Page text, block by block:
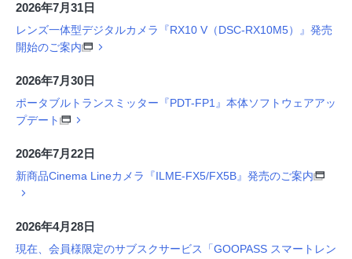
2026年7月31日
レンズ一体型デジタルカメラ『RX10 V（DSC-RX10M5）』発売
開始のご案内
2026年7月30日
ポータブルトランスミッター『PDT-FP1』本体ソフトウェアアッ
プデート
2026年7月22日
新商品Cinema Lineカメラ『ILME-FX5/FX5B』発売のご案内
2026年4月28日
現在、会員様限定のサブスクサービス「GOOPASS スマートレン